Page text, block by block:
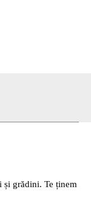
și grădini. Te ținem